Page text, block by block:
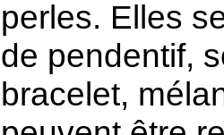
perles. Elles
de pendentif,
bracelet,